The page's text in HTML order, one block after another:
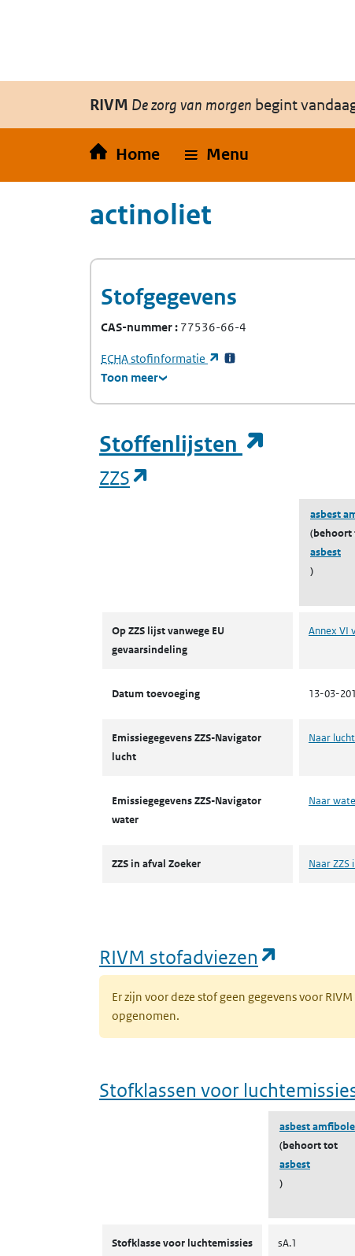
RIVM De zorg van morgen begint
Home Menu
actinoliet
Stofgegevens
CAS-nummer 77536-66-4
ECHA(Europees Agentschap voor chemische
stofinformatie
(opent in een nieuw
Toon meer
Stoffenlijsten
ZZS
asbest
(behoort
asbest
)
Op ZZS lijst vanwege EU
gevaarsindeling
Annex VI
Datum toevoeging 13-03-
Emissiegegevens ZZS-Navigator
lucht
Naar lucht
Emissiegegevens ZZS-Navigator
water
Naar
ZZS in afval Zoeker Naar ZZS
RIVM stofadviezen
Er zijn voor deze stof geen gegevens voor
opgenomen.
Stofklassen voor
asbest
(behoort tot
asbest
)
Stofklasse voor luchtemissies sA.1